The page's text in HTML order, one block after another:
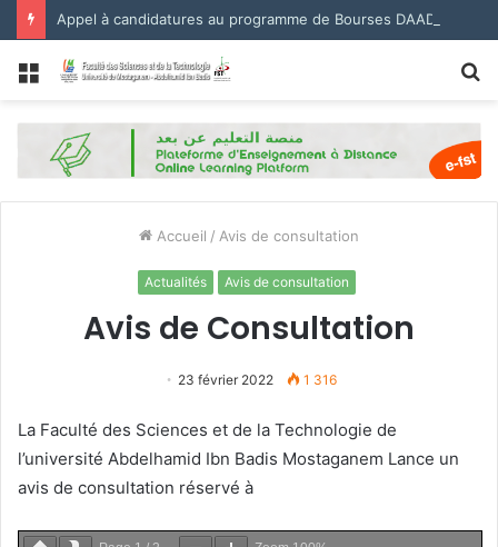
Menu
Accueil / Avis de consultation
Actualités Avis de consultation
Avis de Consultation
23 février 2022 1 316
La Faculté des Sciences et de la Technologie de
l’université Abdelhamid Ibn Badis Mostaganem Lance un
avis de consultation réservé à